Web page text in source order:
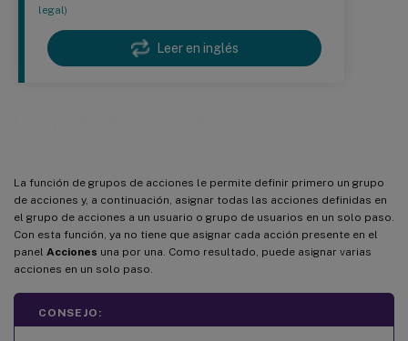
legal)
Leer en inglés
La función de grupos de acciones le permite definir primero un grupo
de acciones y, a continuación, asignar todas las acciones definidas en
el grupo de acciones a un usuario o grupo de usuarios en un solo paso.
Con esta función, ya no tiene que asignar cada acción presente en el
panel Acciones una por una. Como resultado, puede asignar varias
acciones en un solo paso.
CONSEJO: